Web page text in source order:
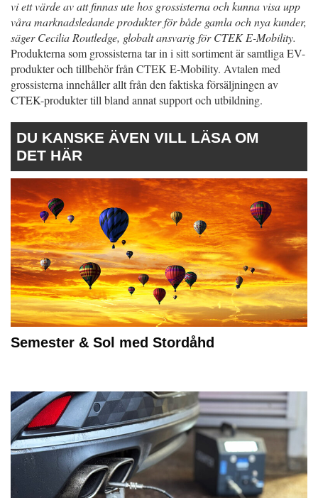
vi ett värde av att finnas ute hos grossisterna och kunna visa upp
våra marknadsledande produkter för både gamla och nya kunder,
säger Cecilia Routledge, globalt ansvarig för CTEK E-Mobility.
Produkterna som grossisterna tar in i sitt sortiment är samtliga EV-
produkter och tillbehör från CTEK E-Mobility. Avtalen med
grossisterna innehåller allt från den faktiska försäljningen av
CTEK-produkter till bland annat support och utbildning.
DU KANSKE ÄVEN VILL LÄSA OM
DET HÄR
Semester & Sol med Stordåhd